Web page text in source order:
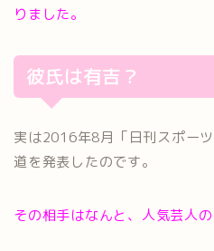
りました。
彼氏は有吉？
実は2016年8月「日刊スポー
道を発表したのです。
その相手はなんと、人気芸人の